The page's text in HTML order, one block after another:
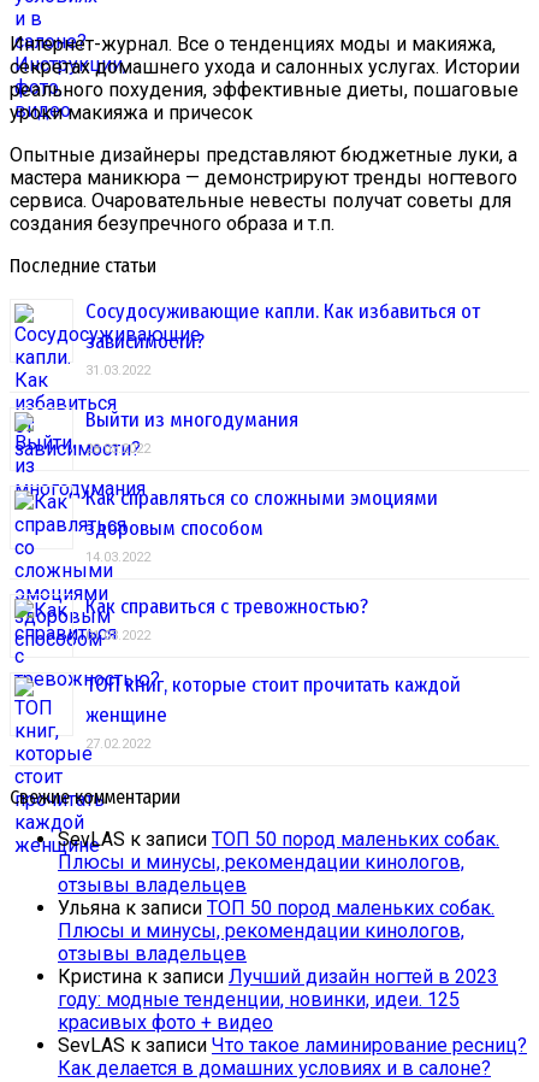
Интернет-журнал. Все о тенденциях моды и макияжа,
секретах домашнего ухода и салонных услугах. Истории
реального похудения, эффективные диеты, пошаговые
уроки макияжа и причесок
Опытные дизайнеры представляют бюджетные луки, а
мастера маникюра — демонстрируют тренды ногтевого
сервиса. Очаровательные невесты получат советы для
создания безупречного образа и т.п.
Последние статьи
Сосудосуживающие капли. Как избавиться от
зависимости?
31.03.2022
Выйти из многодумания
28.03.2022
Как справляться со сложными эмоциями
здоровым способом
14.03.2022
Как справиться с тревожностью?
01.03.2022
ТОП книг, которые стоит прочитать каждой
женщине
27.02.2022
Свежие комментарии
SevLAS к записи ТОП 50 пород маленьких собак.
Плюсы и минусы, рекомендации кинологов,
отзывы владельцев
Ульяна к записи ТОП 50 пород маленьких собак.
Плюсы и минусы, рекомендации кинологов,
отзывы владельцев
Кристина к записи Лучший дизайн ногтей в 2023
году: модные тенденции, новинки, идеи. 125
красивых фото + видео
SevLAS к записи Что такое ламинирование ресниц?
Как делается в домашних условиях и в салоне?